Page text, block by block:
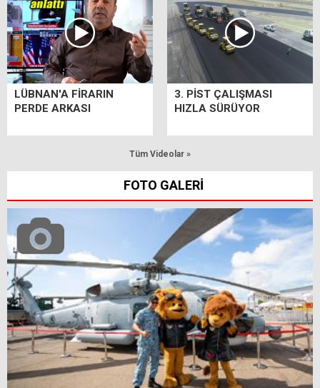
LÜBNAN'A FİRARIN
PERDE ARKASI
3. PİST ÇALIŞMASI
HIZLA SÜRÜYOR
Tüm Videolar »
FOTO GALERİ